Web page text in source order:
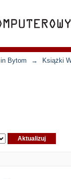
Bytom → Książki